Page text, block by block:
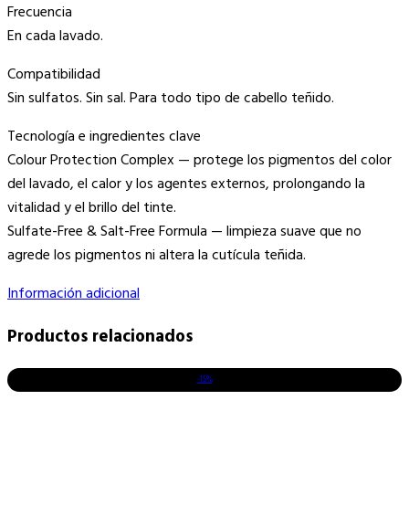
Frecuencia
En cada lavado.
Compatibilidad
Sin sulfatos. Sin sal. Para todo tipo de cabello teñido.
Tecnología e ingredientes clave
Colour Protection Complex — protege los pigmentos del color
del lavado, el calor y los agentes externos, prolongando la
vitalidad y el brillo del tinte.
Sulfate-Free & Salt-Free Formula — limpieza suave que no
agrede los pigmentos ni altera la cutícula teñida.
Información adicional
Productos relacionados
-15%